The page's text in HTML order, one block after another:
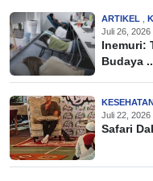
ARTIKEL
Juli 26, 2026
Inemuri:
Budaya
KESEHATAN
Juli 22, 2026
Safari